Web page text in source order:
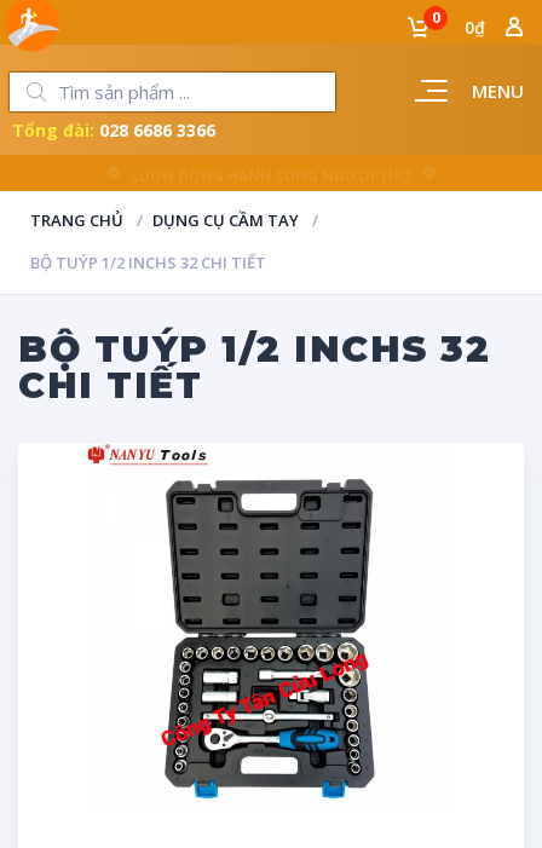
MENU
0 0₫
Tổng đài: 028 6686 3366
TRANG CHỦ
DỤNG CỤ CẦM TAY
BỘ TUÝP 1/2 INCHS 32 CHI TIẾT
BỘ TUÝP 1/2 INCHS 32
CHI TIẾT